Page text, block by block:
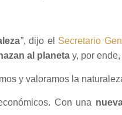
”, dijo el Secretario
al planetay, por
y valoramos la
Con una